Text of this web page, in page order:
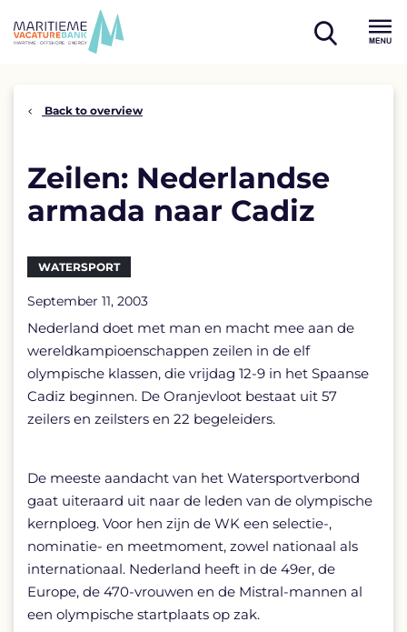
open
Back to overview
Zeilen: Nederlandse
armada naar Cadiz
WATERSPORT
September 11, 2003
Nederland doet met man en macht mee aan de
wereldkampioenschappen zeilen in de elf
olympische klassen, die vrijdag 12-9 in het Spaanse
Cadiz beginnen. De Oranjevloot bestaat uit 57
zeilers en zeilsters en 22 begeleiders.
De meeste aandacht van het Watersportverbond
gaat uiteraard uit naar de leden van de olympische
kernploeg. Voor hen zijn de WK een selectie-,
nominatie- en meetmoment, zowel nationaal als
internationaal. Nederland heeft in de 49er, de
Europe, de 470-vrouwen en de Mistral-mannen al
een olympische startplaats op zak.